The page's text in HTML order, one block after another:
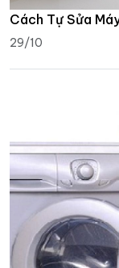
Cách Tự Sửa
29/10